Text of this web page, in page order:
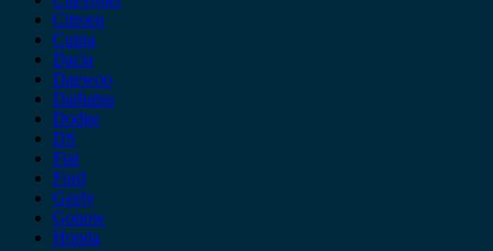
Citroen
Cupra
Dacia
Daewoo
Daihatsu
Dodge
DS
Fiat
Ford
Geely
Gonow
Honda